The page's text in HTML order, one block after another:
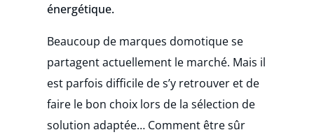
énergétique.
Beaucoup de marques domotiquese
partagent actuellement le marché. Mais il
est parfois difficile de s’y retrouver et de
faire le bon choix lors de la sélection de
solution adaptée… Comment être sûr